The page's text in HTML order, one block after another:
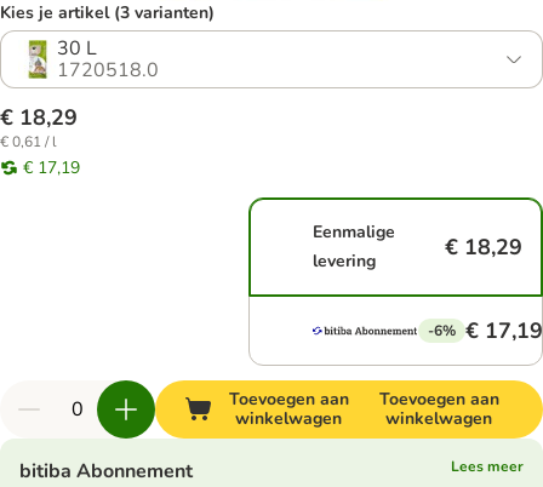
Kies je artikel (3 varianten)
30 L
1720518.0
€ 18,29
€ 0,61 / l
€ 17,19
Eenmalige
levering
€ 18,29
-6% € 17,19
Toevoegen aan
winkelwagen
Toevoegen aan
winkelwagen
bitiba Abonnement
Lees meer